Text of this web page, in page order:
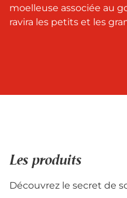
moelleuse associée au
ravira les petits et les
Les produits
Découvrez le secret de